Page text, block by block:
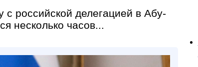
российской делегацией в Абу-
несколько часов...